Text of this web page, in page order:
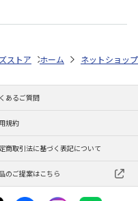
切手 伝統・歴史・文化・祭り
ストア ご当地フレーム切手
ホーム ネットショップ
あるご質問
規約
商取引法に基づく表記について
のご提案はこちら